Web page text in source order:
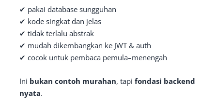
✔ pakai database sungguhan
✔ kode singkat dan jelas
✔ tidak terlalu abstrak
✔ mudah dikembangkan ke JWT & auth
✔ cocok untuk pembaca pemula–menengah
Ini bukan contoh murahan, tapi fondasi backend
nyata.